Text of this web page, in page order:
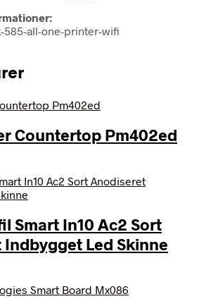
585-all-one-printer-wifi
Countertop Pm402ed
Smart In10 Ac2 Sort
Led Skinne